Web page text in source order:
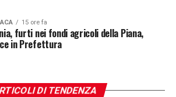
15 ore fa
furti nei fondi agricoli della Piana,
in Prefettura
DI TENDENZA